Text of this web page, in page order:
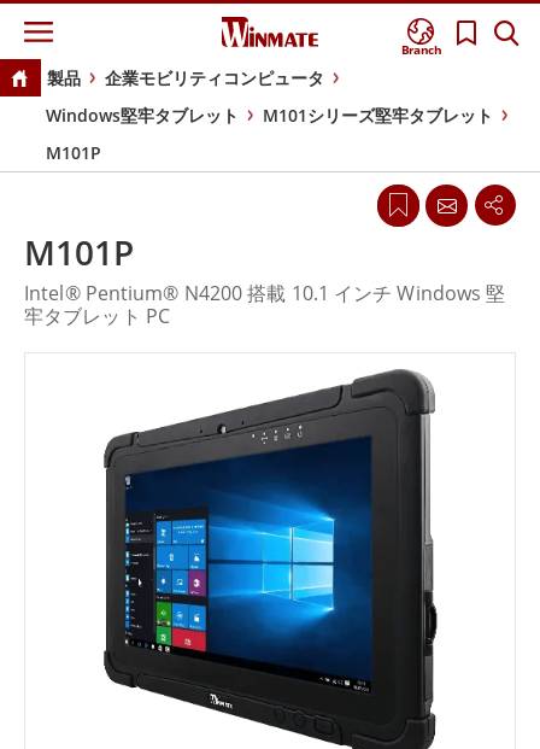
Branch
製品
企業モビリティコンピュータ
Windows堅牢タブレット
M101シリーズ堅牢タブレット
M101P
M101P
Intel® Pentium® N4200 搭載 10.1 インチ Windows 堅
牢タブレット PC